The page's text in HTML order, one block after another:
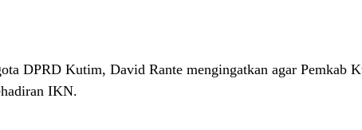
DPRD Kutim, David Rante mengingatkan agar Pemkab
IKN.